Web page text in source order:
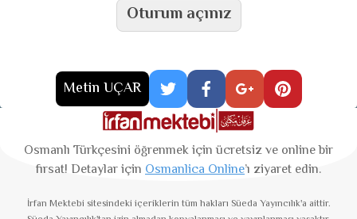
Oturum açınız
Metin UÇAR
Osmanlı Türkçesini öğrenmek için ücretsiz ve online bir
fırsat! Detaylar için Osmanlica Online’ı ziyaret edin.
İrfan Mektebi sitesindeki içeriklerin tüm hakları Süeda Yayıncılık'a aittir.